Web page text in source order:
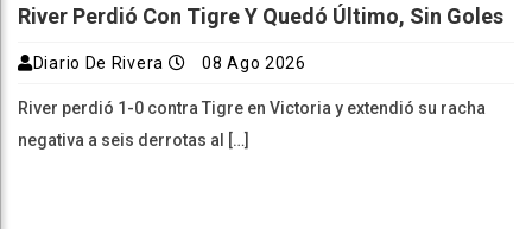
River Perdió Con Tigre Y Quedó Último, Sin Goles
Diario De Rivera 08 Ago 2026
River perdió 1-0 contra Tigre en Victoria y extendió su racha
negativa a seis derrotas al […]